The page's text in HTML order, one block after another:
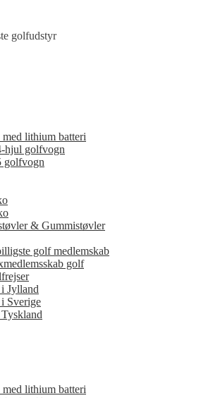
golfudstyr
lithium batteri
hjul golfvogn
golfvogn
& Gummistøvler
golf medlemskab
golf
Jylland
Sverige
lithium batteri